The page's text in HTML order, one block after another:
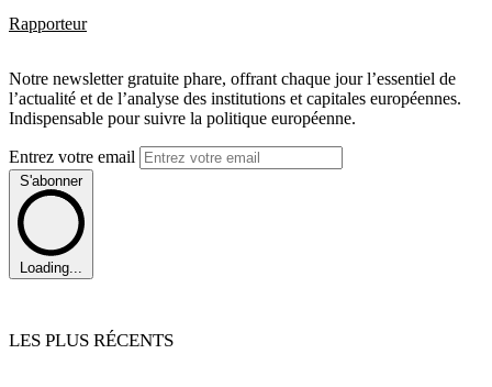
Rapporteur
Notre newsletter gratuite phare, offrant chaque jour l’essentiel de
l’actualité et de l’analyse des institutions et capitales européennes.
Indispensable pour suivre la politique européenne.
Entrez votre email
S'abonner
Loading...
LES PLUS RÉCENTS